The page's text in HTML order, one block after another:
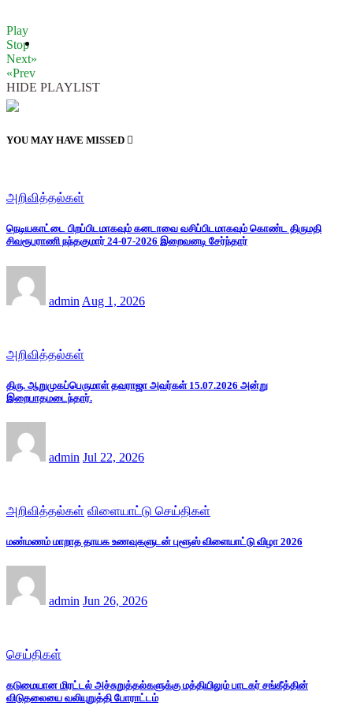
Play
Stop
Next»
«Prev
HIDE PLAYLIST
YOU MAY HAVE MISSED
அறிவித்தல்கள்
நெடியகாட்டை பிறப்பிடமாகவும் கனடாவை வசிப்பிடமாகவும் கொண்ட திருமதி
சிவரூபராணி நந்தகுமார் 24-07-2026 இறைவனடி சேர்ந்தார்
admin Aug 1, 2026
அறிவித்தல்கள்
திரு. ஆறுமுகப்பெருமாள் தவராஜா அவர்கள் 15.07.2026 அன்று
இறைபாதமடைந்தார்.
admin Jul 22, 2026
அறிவித்தல்கள் விளையாட்டு செய்திகள்
மண்மணம் மாறாத தாயக உணவுகளுடன் புளூஸ் விளையாட்டு விழா 2026
admin Jun 26, 2026
செய்திகள்
கடுமையான மிரட்டல் அச்சுறுத்தல்களுக்கு மத்தியிலும் பாடகர் சங்கீத்தின்
விடுதலையை வலியுறுத்தி போராட்டம்